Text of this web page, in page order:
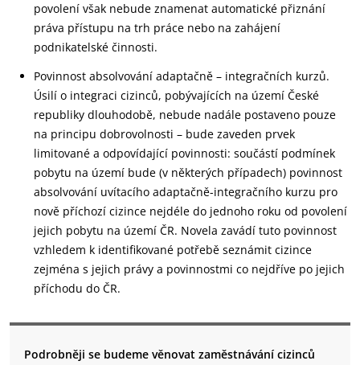
povolení však nebude znamenat automatické přiznání
práva přístupu na trh práce nebo na zahájení
podnikatelské činnosti.
Povinnost absolvování adaptačně – integračních kurzů.
Úsilí o integraci cizinců, pobývajících na území České
republiky dlouhodobě, nebude nadále postaveno pouze
na principu dobrovolnosti – bude zaveden prvek
limitované a odpovídající povinnosti: součástí podmínek
pobytu na území bude (v některých případech) povinnost
absolvování uvítacího adaptačně-integračního kurzu pro
nově příchozí cizince nejdéle do jednoho roku od povolení
jejich pobytu na území ČR. Novela zavádí tuto povinnost
vzhledem k identifikované potřebě seznámit cizince
zejména s jejich právy a povinnostmi co nejdříve po jejich
příchodu do ČR.
Podrobněji se budeme věnovat zaměstnávání cizinců